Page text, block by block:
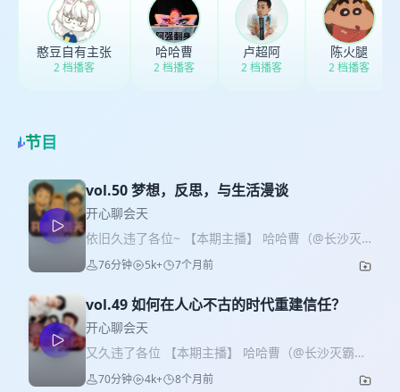
憨豆自有主张
2 档播客
哈哈曹
2 档播客
卢超阿
2 档播客
陈火腿
2 档播客
节目
vol.50 梦想，反思，与生活漫谈
开心聊会天
依旧久违了各位~ 【本期主播】 哈哈曹（@长沙灭
霸） 卢超（@卢超阿） 陈火腿（@陈火腿_）
76分钟 5k+ 7个月前
vol.49 如何在人心不古的时代重建信任？
开心聊会天
又久违了各位 【本期主播】 哈哈曹（@长沙灭霸）
卢超（@卢超阿） 陈火腿（@陈火腿_）
70分钟 4k+ 8个月前